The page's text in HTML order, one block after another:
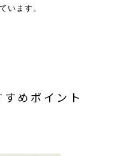
います。
すめポイント